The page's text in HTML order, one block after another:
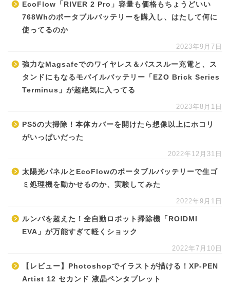
EcoFlow「RIVER 2 Pro」容量も価格もちょうどいい
768Whのポータブルバッテリーを購入し、はたして何に
使ってるのか
2023年9月7日
強力なMagsafeでのワイヤレス＆パススルー充電と、ス
タンドにもなるモバイルバッテリー「EZO Brick Series
Terminus」が超絶気に入ってる
2023年8月1日
PS5の大掃除！本体カバーを開けたら想像以上にホコリ
がいっぱいだった
2022年12月31日
太陽光パネルとEcoFlowのポータブルバッテリーで生ゴ
ミ処理機を動かせるのか、実験してみた
2022年9月1日
ルンバを超えた！全自動ロボット掃除機「ROIDMI
EVA」が万能すぎて軽くショック
2022年7月10日
【レビュー】Photoshopでイラストが描ける！XP-PEN
Artist 12 セカンド 液晶ペンタブレット